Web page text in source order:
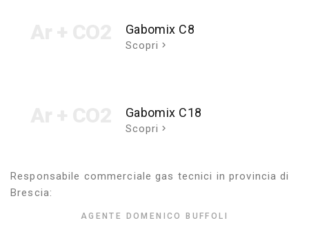
Gabomix C8
Scopri
Gabomix C18
Scopri
Responsabile commerciale gas tecnici in provincia di
Brescia:
AGENTE DOMENICO BUFFOLI